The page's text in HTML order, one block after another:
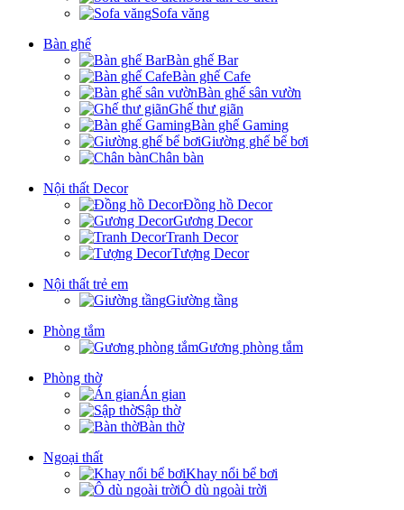
Sofa văng
Bàn ghế
Bàn ghế Bar
Bàn ghế Cafe
Bàn ghế sân vườn
Ghế thư giãn
Bàn ghế Gaming
Giường ghế bể bơi
Chân bàn
Nội thất Decor
Đồng hồ Decor
Gương Decor
Tranh Decor
Tượng Decor
Nội thất trẻ em
Giường tầng
Phòng tắm
Gương phòng tắm
Phòng thờ
Án gian
Sập thờ
Bàn thờ
Ngoại thất
Khay nổi bể bơi
Ô dù ngoài trời